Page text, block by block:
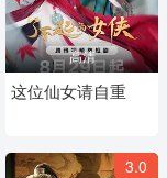
高清
这位仙女请自重
3.0